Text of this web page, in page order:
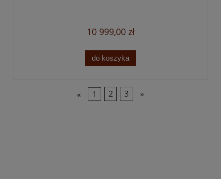
10 999,00 zł
do koszyka
« 1 2 3 »